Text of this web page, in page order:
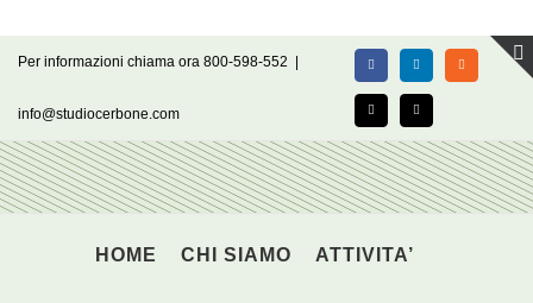
contenuto
Per informazioni chiama ora 800-598-552
info@studiocerbone.com
FacebookLinkedIn Rss
X Email
HOME CHI SIAMO ATTIVITA’